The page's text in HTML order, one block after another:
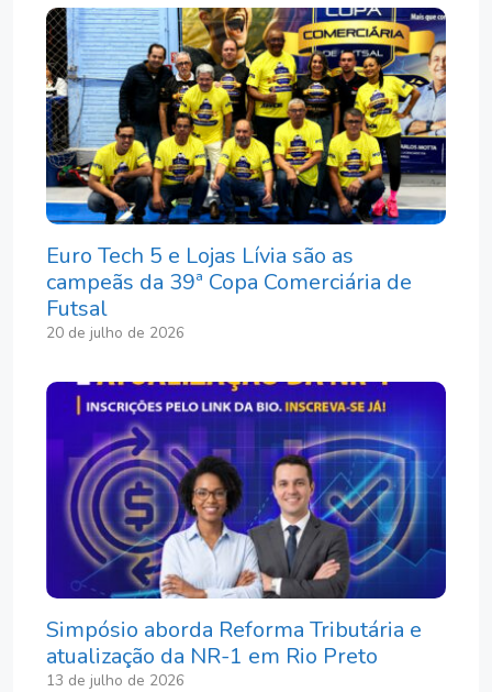
Euro Tech 5 e Lojas Lívia são as
campeãs da 39ª Copa Comerciária de
Futsal
20 de julho de 2026
Simpósio aborda Reforma Tributária e
atualização da NR-1 em Rio Preto
13 de julho de 2026